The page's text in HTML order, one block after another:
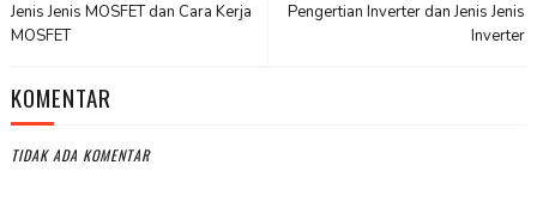
Pengertian Inverter dan Jenis Jenis
Inverter
Jenis Jenis MOSFET dan Cara Kerja
MOSFET
KOMENTAR
TIDAK ADA KOMENTAR